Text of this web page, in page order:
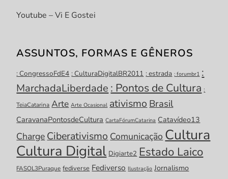
Youtube – Vi E Gostei
ASSUNTOS, FORMAS E GÊNEROS
: CongressoFdE4 : CulturaDigitalBR2011 : estrada : forumbr1 :
MarchadaLiberdade : Pontos de Cultura :
TeiaCatarina Arte Arte Ocasional ativismoBrasil
CaravanaPontosdeCultura CartaFórumCatarina Catavídeo13
ChargeCiberativismoComunicação Cultura
Cultura Digital Digiarte2 Estado Laico
FASOL3Puraque fediverse Fediverso Ilustração Jornalismo